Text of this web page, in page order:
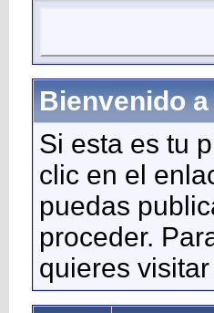
Bienvenido
Si esta es tu
clic en el
puedas
proceder.
quieres